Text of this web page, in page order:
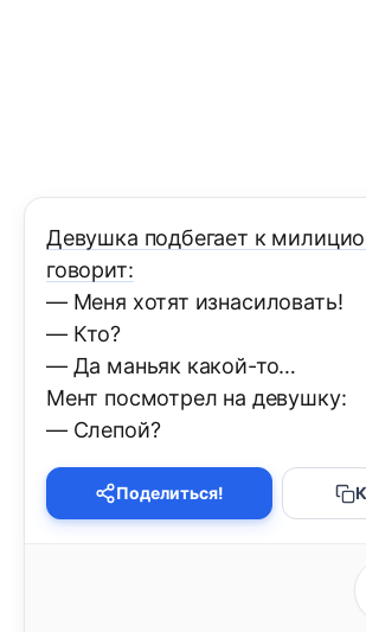
Девушка подбегает к
говорит:
— Меня хотят изнасиловать!
— Кто?
— Да маньяк какой-то…
Мент посмотрел на девушку:
— Слепой?
Поделиться!